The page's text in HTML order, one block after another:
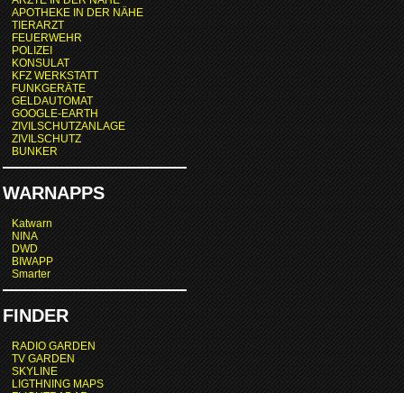
APOTHEKE IN DER NÄHE
TIERARZT
FEUERWEHR
POLIZEI
KONSULAT
KFZ WERKSTATT
FUNKGERÄTE
GELDAUTOMAT
GOOGLE-EARTH
ZIVILSCHUTZANLAGE
ZIVILSCHUTZ
BUNKER
WARNAPPS
Katwarn
NINA
DWD
BIWAPP
Smarter
FINDER
RADIO GARDEN
TV GARDEN
SKYLINE
LIGTHNING MAPS